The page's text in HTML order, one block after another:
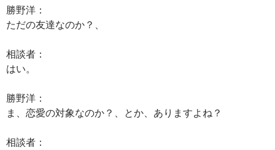
勝野洋：
ただの友達なのか？、
相談者：
はい。
勝野洋：
ま、恋愛の対象なのか？、とか、ありますよね？
相談者：